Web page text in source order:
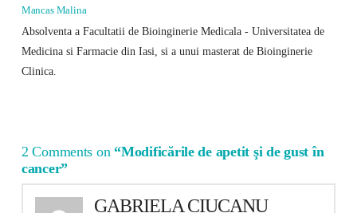
Mancas Malina
Absolventa a Facultatii de Bioinginerie Medicala - Universitatea de
Medicina si Farmacie din Iasi, si a unui masterat de Bioinginerie
Clinica.
2 Comments on “Modificările de apetit şi de gust în
cancer”
GABRIELA CIUCANU